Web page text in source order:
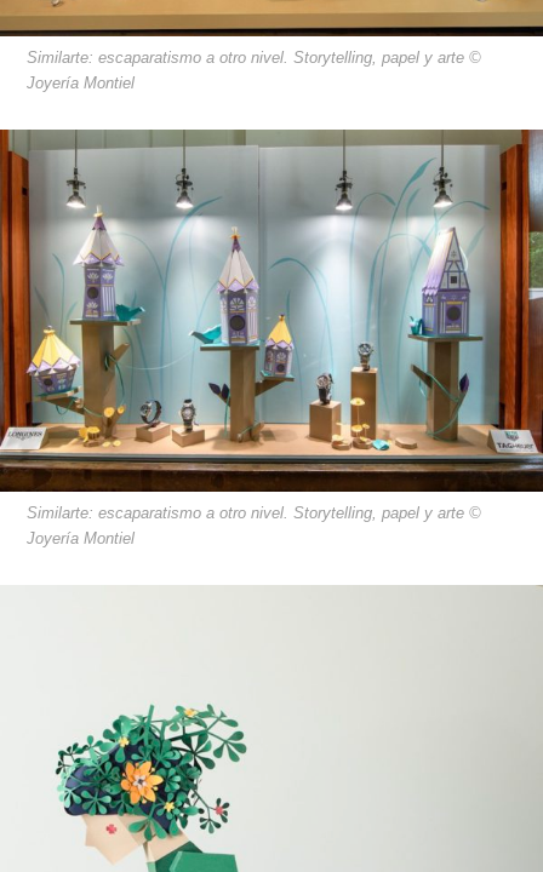
Similarte: escaparatismo a otro nivel. Storytelling, papel y arte ©
Joyería Montiel
Similarte: escaparatismo a otro nivel. Storytelling, papel y arte ©
Joyería Montiel